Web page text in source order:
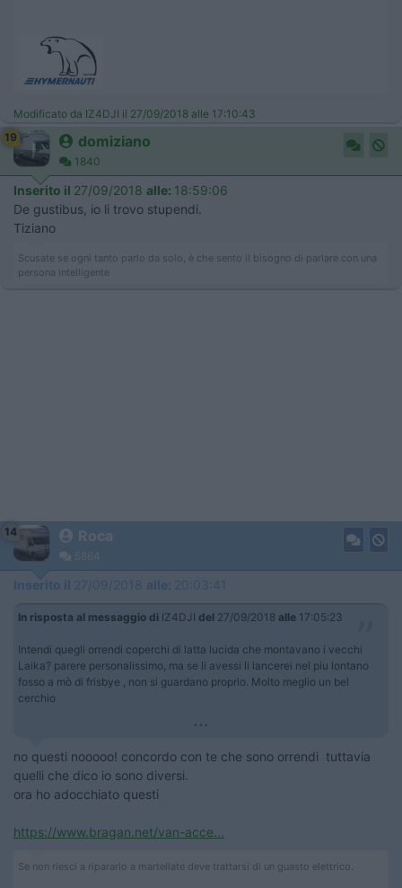
Modificato da IZ4DJI il 27/09/2018 alle 17:10:43
19
domiziano
1840
Inserito il 27/09/2018 alle: 18:59:06
De gustibus, io li trovo stupendi.
Tiziano
Scusate se ogni tanto parlo da solo, è che sento il bisogno di parlare con una
persona intelligente
14 Roca
5864
Inserito il 27/09/2018 alle: 20:03:41
In risposta al messaggio di IZ4DJI del 27/09/2018 alle 17:05:23
Intendi quegli orrendi coperchi di latta lucida che montavano i vecchi
Laika? parere personalissimo, ma se li avessi li lancerei nel piu lontano
fosso a mò di frisbye , non si guardano proprio. Molto meglio un bel
cerchio
...
no questi nooooo! concordo con te che sono orrendi tuttavia
quelli che dico io sono diversi.
ora ho adocchiato questi
https://www.bragan.net/van-acce...
Se non riesci a ripararlo a martellate deve trattarsi di un guasto elettrico.